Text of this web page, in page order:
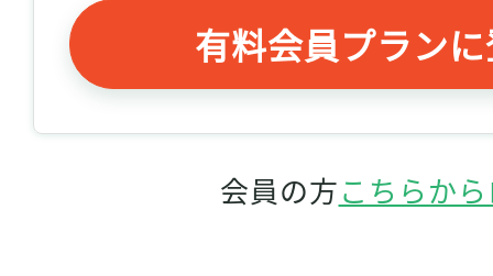
有料会員プラン
会員の方こちらか